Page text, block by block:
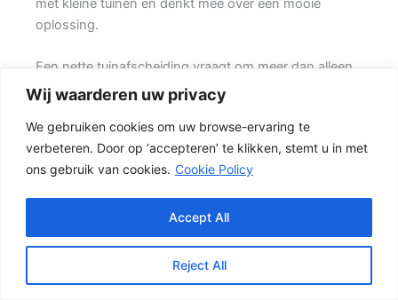
Wij waarderen uw privacy
We gebruiken cookies om uw browse-ervaring te
verbeteren. Door op ‘accepteren’ te klikken, stemt u in met
ons gebruik van cookies. Cookie Policy
Reject All
Accept All
met kleine tuinen en denkt mee over een mooie
oplossing.
Een nette tuinafscheiding vraagt om meer dan alleen
een paar schermen en palen. Wilt u vooral een luxe
uitstraling, dan kan een hout-beton schutting met
hoge betonplaat of zwarte accenten goed passen.
Daarbij spelen ook zaken mee zoals windbelasting,
hoogteverschillen, grondsoort, erfgrens en de
bereikbaarheid van de tuin.
Schutting kiezen op basis van uitstraling en gebruik
Een hout-beton schutting is populair omdat deze